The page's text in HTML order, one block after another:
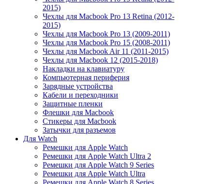
2015)
Чехлы для Macbook Pro 13 Retina (2012-
2015)
Чехлы для Macbook Pro 13 (2009-2011)
Чехлы для Macbook Pro 15 (2008-2011)
Чехлы для Macbook Air 11 (2011-2015)
Чехлы для Macbook 12 (2015-2018)
Накладки на клавиатуру
Компьютерная периферия
Зарядные устройства
Кабели и переходники
Защитные пленки
Флешки для Macbook
Стикеры для Macbook
Затычки для разъемов
Для Watch
Ремешки для Apple Watch
Ремешки для Apple Watch Ultra 2
Ремешки для Apple Watch 9 Series
Ремешки для Apple Watch Ultra
Ремешки для Apple Watch 8 Series